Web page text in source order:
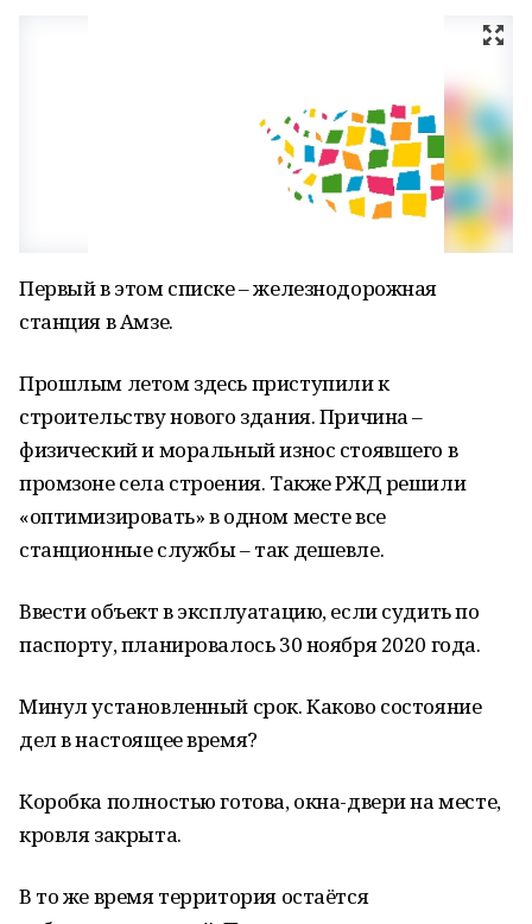
Первый в этом списке – железнодорожная
станция в Амзе.
Прошлым летом здесь приступили к
строительству нового здания. Причина –
физический и моральный износ стоявшего в
промзоне села строения. Также РЖД решили
«оптимизировать» в одном месте все
станционные службы – так дешевле.
Ввести объект в эксплуатацию, если судить по
паспорту, планировалось 30 ноября 2020 года.
Минул установленный срок. Каково состояние
дел в настоящее время?
Коробка полностью готова, окна-двери на месте,
кровля закрыта.
В то же время территория остаётся